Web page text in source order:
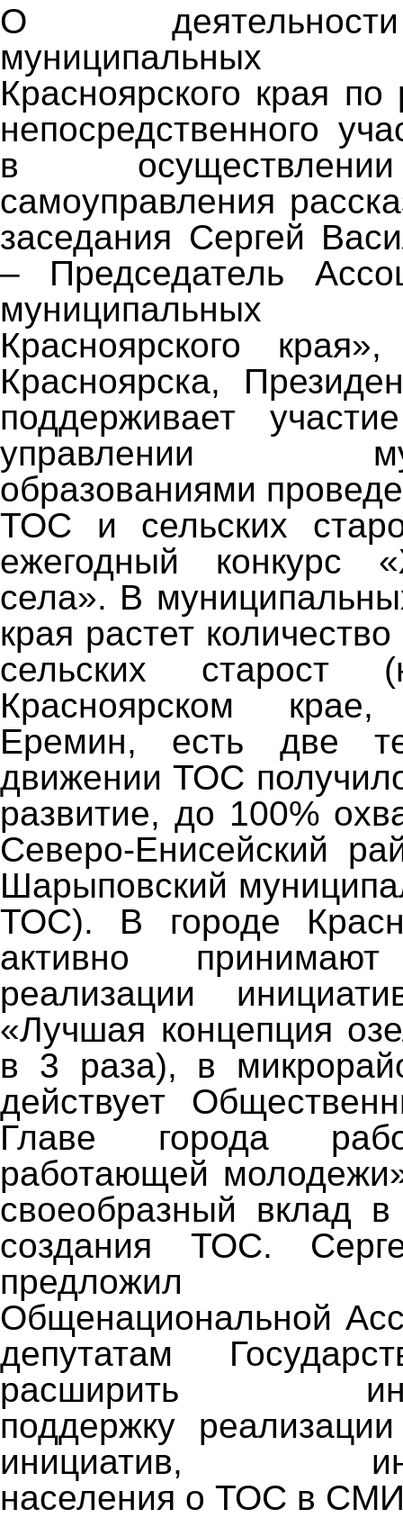
О
муниципальных
Красноярского края
непосредственного
в
самоуправления
заседания Сергей
– Председатель
муниципальных
Красноярского
Красноярска,
поддерживает
управлении
образованиями
ТОС и сельских
ежегодный конкурс
села». В
края растет
сельских
Красноярском
Еремин, есть две
движении ТОС
развитие, до 100%
Северо-Енисейский
Шарыповский
ТОС). В городе
активно
реализации
«Лучшая концепция
в 3 раза), в
действует
Главе города
работающей
своеобразный вклад
создания ТОС.
предложил
Общенациональной
депутатам
расширить
поддержку
инициатив,
населения о ТОС в